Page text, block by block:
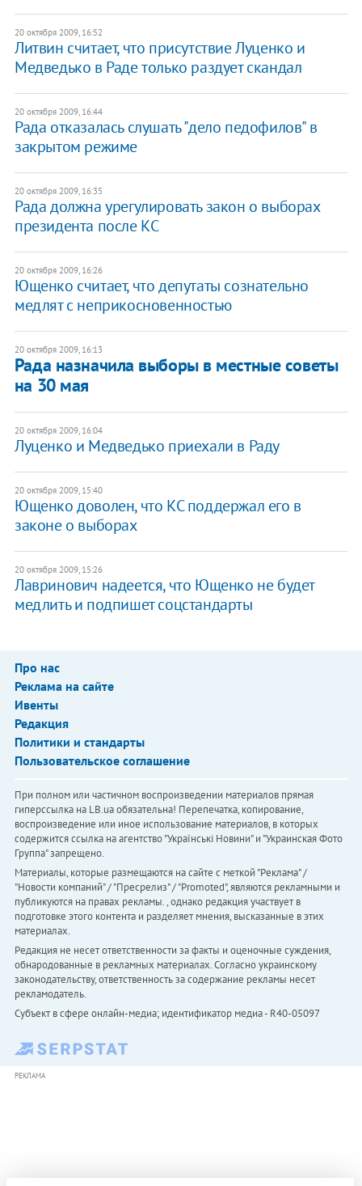
20 октября 2009, 16:52
Литвин считает, что присутствие Луценко и
Медведько в Раде только раздует скандал
20 октября 2009, 16:44
Рада отказалась слушать "дело педофилов" в
закрытом режиме
20 октября 2009, 16:35
Рада должна урегулировать закон о выборах
президента после КС
20 октября 2009, 16:26
Ющенко считает, что депутаты сознательно
медлят с неприкосновенностью
20 октября 2009, 16:13
Рада назначила выборы в местные советы
на 30 мая
20 октября 2009, 16:04
Луценко и Медведько приехали в Раду
20 октября 2009, 15:40
Ющенко доволен, что КС поддержал его в
законе о выборах
20 октября 2009, 15:26
Лавринович надеется, что Ющенко не будет
медлить и подпишет соцстандарты
Про нас
Реклама на сайте
Ивенты
Редакция
Политики и стандарты
Пользовательское соглашение
При полном или частичном воспроизведении материалов прямая
гиперссылка на LB.ua обязательна! Перепечатка, копирование,
воспроизведение или иное использование материалов, в которых
содержится ссылка на агентство "Українськi Новини" и "Украинская Фото
Группа" запрещено.
Материалы, которые размещаются на сайте с меткой "Реклама" /
"Новости компаний" / "Пресрелиз" / "Promoted", являются рекламными и
публикуются на правах рекламы. , однако редакция участвует в
подготовке этого контента и разделяет мнения, высказанные в этих
материалах.
Редакция не несет ответственности за факты и оценочные суждения,
обнародованные в рекламных материалах. Согласно украинскому
законодательству, ответственность за содержание рекламы несет
рекламодатель.
Субъект в сфере онлайн-медиа; идентификатор медиа - R40-05097
РЕКЛАМА